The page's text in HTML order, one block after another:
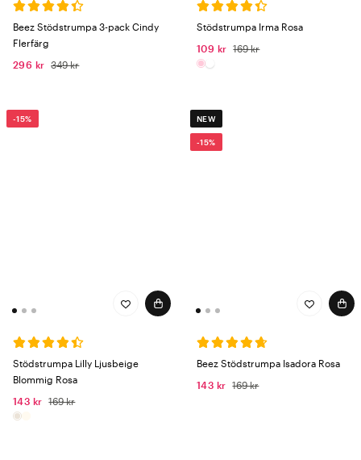
Beez Stödstrumpa 3-pack Cindy
Flerfärg
296 kr
349 kr
Stödstrumpa Irma Rosa
109 kr
169 kr
-15%
Stödstrumpa Lilly Ljusbeige
Blommig Rosa
143 kr
169 kr
NEW
-15%
Beez Stödstrumpa Isadora Rosa
143 kr
169 kr